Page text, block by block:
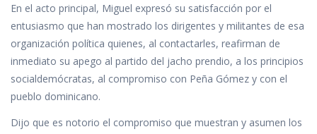
En el acto principal, Miguel expresó su satisfacción por el
entusiasmo que han mostrado los dirigentes y militantes de esa
organización política quienes, al contactarles, reafirman de
inmediato su apego al partido del jacho prendio, a los principios
socialdemócratas, al compromiso con Peña Gómez y con el
pueblo dominicano.
Dijo que es notorio el compromiso que muestran y asumen los